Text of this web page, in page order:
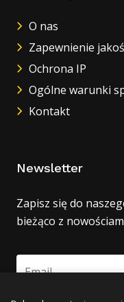
O nas
Zapewnienie
Ochrona IP
Ogólne warunki
Kontakt
Newsletter
Zapisz się do
bieżąco z